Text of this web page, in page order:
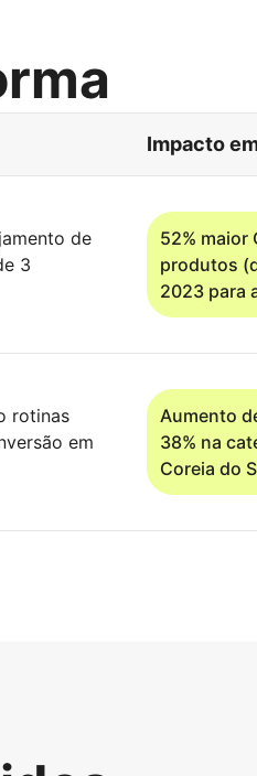
Impacto
de
3
52% maior
produtos
2023 para
rotinas
em
Aumento
38% na
Coreia do